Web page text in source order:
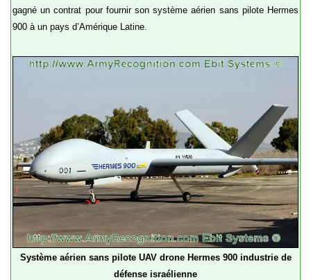
gagné un contrat pour fournir son système aérien sans pilote Hermes
900 à un pays d’Amérique Latine.
Système aérien sans pilote UAV drone Hermes 900 industrie de
défense israélienne